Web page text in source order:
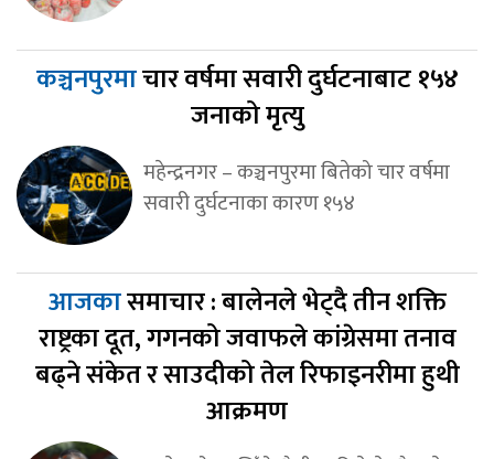
कञ्चनपुरमाचार वर्षमा सवारी दुर्घटनाबाट १५४
जनाको मृत्यु
महेन्द्रनगर – कञ्चनपुरमा बितेको चार वर्षमा
सवारी दुर्घटनाका कारण १५४
आजकासमाचार : बालेनले भेट्दै तीन शक्ति
राष्ट्रका दूत, गगनको जवाफले कांग्रेसमा तनाव
बढ्ने संकेत र साउदीको तेल रिफाइनरीमा हुथी
आक्रमण